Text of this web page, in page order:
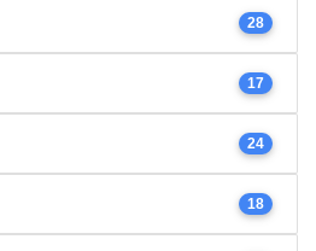
28
17
24
18